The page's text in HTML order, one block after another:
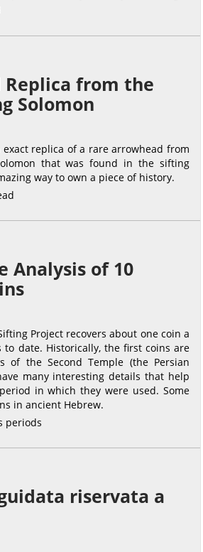
from the
Solomon
replica of a rare arrowhead from
that was found in the sifting
way to own a piece of history.
Analysis of 10
Project recovers about one coin a
to date. Historically, the first coins are
of the Second Temple (the Persian
many interesting details that help
in which they were used. Some
in ancient Hebrew.
riservata a